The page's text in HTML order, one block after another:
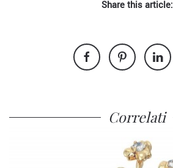
Share this article:
Correlati